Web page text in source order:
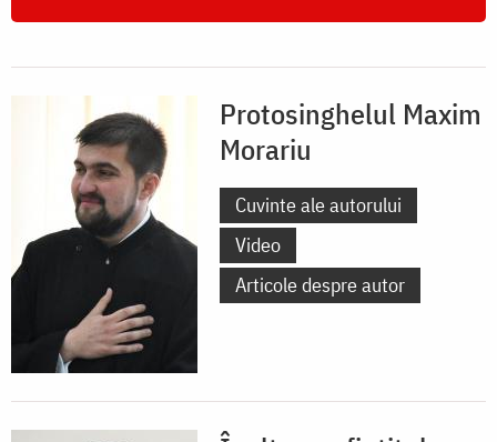
Protosinghelul Maxim
Morariu
Cuvinte ale autorului
Video
Articole despre autor